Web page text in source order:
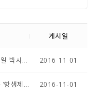
게시일
[2016 행사] 레지스 그레일 박사 ‘2016 Functional High Throughput Technologies AUSTRALIA‘ 참석 2016-11-01
[2016 행사] 장수진 박사 ‘항생제에 대한 심화 교육 과정(Advanced Course on Antibiotics(AdCAb)’ 참석 후기 2016-11-01